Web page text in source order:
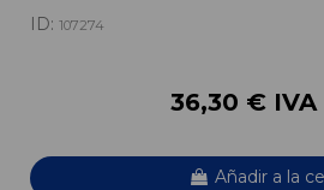
ID: 107274
36,30 € IVA
Añadir a la